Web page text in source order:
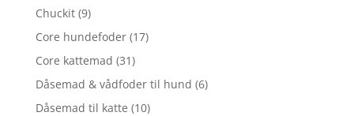
Chuckit (9)
Core hundefoder (17)
Core kattemad (31)
Dåsemad & vådfoder til hund (6)
Dåsemad til katte (10)